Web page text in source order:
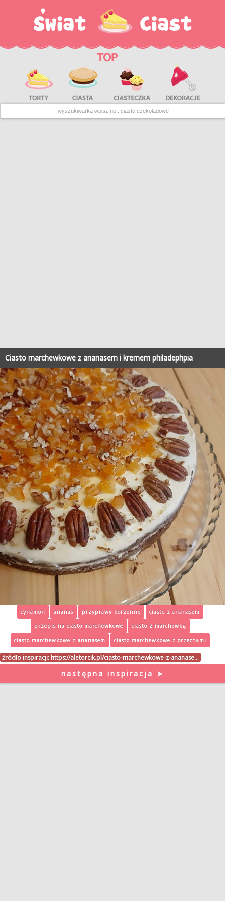
Ciasto marchewkowe z ananasem i kremem philadephpia
cynamon ananas przyprawy korzenne
ciasto z ananasem
przepis na ciasto marchewkowe
ciasto z marchewką
ciasto marchewkowe z ananasem
ciasto marchewkowe z orzechami
źródło inspiracji: https://aletorcik.pl/ciasto-marchewkowe-z-ananase…
następna inspiracja ➤